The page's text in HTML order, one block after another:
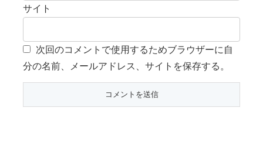
サイト
次回のコメントで使用するためブラウザーに自
分の名前、メールアドレス、サイトを保存する。